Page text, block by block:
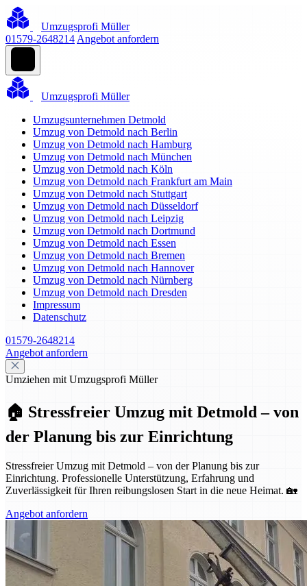
Umzugsprofi Müller
01579-2648214 Angebot anfordern
Umzugsprofi Müller
Umzugsunternehmen Detmold
Umzug von Detmold nach Berlin
Umzug von Detmold nach Hamburg
Umzug von Detmold nach München
Umzug von Detmold nach Köln
Umzug von Detmold nach Frankfurt am Main
Umzug von Detmold nach Stuttgart
Umzug von Detmold nach Düsseldorf
Umzug von Detmold nach Leipzig
Umzug von Detmold nach Dortmund
Umzug von Detmold nach Essen
Umzug von Detmold nach Bremen
Umzug von Detmold nach Hannover
Umzug von Detmold nach Nürnberg
Umzug von Detmold nach Dresden
Impressum
Datenschutz
01579-2648214
Angebot anfordern
Umziehen mit Umzugsprofi Müller
🏠 Stressfreier Umzug mit Detmold – von
der Planung bis zur Einrichtung
Stressfreier Umzug mit Detmold – von der Planung bis zur
Einrichtung. Professionelle Unterstützung, Erfahrung und
Zuverlässigkeit für Ihren reibungslosen Start in die neue Heimat. 🏡
Angebot anfordern